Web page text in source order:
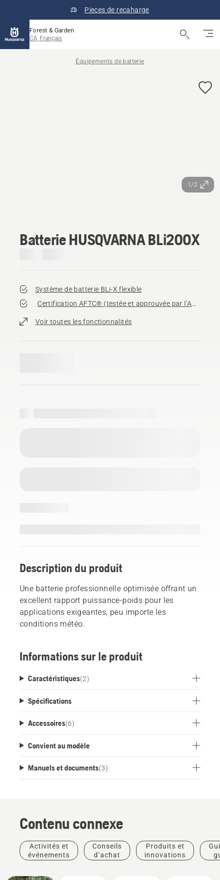
Pieces de recaharge
Forest & Garden
CA, Français
Équipements de batterie
1/2
Batterie HUSQVARNA BLi200X
Système de batterie BLi-X flexible
Certification AFTC® (testée et approuvée par l'AGZA)​
Voir toutes les fonctionnalités
Description du produit
Une batterie professionnelle optimisée offrant un
excellent rapport puissance-poids pour les
applications exigeantes, peu importe les
conditions météo.
Informations sur le produit
Caractéristiques(2)
Spécifications
Accessoires(6)
Convient au modèle
Manuels et documents(3)
Contenu connexe
Activités et
événements
Conseils
d’achat
Produits et
innovations